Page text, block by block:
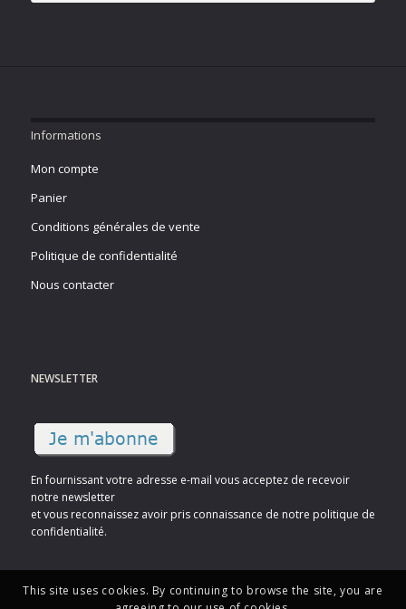
Informations
Mon compte
Panier
Conditions générales de vente
Politique de confidentialité
Nous contacter
NEWSLETTER
En fournissant votre adresse e-mail vous acceptez de recevoir
notre newsletter
et vous reconnaissez avoir pris connaissance de notre politique de
confidentialité.
This site uses cookies. By continuing to browse the site, you are